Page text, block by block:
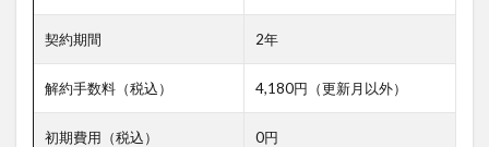
契約期間 2年
解約手数料（税込） 4,180円（更新月以外）
初期費用（税込） 0円